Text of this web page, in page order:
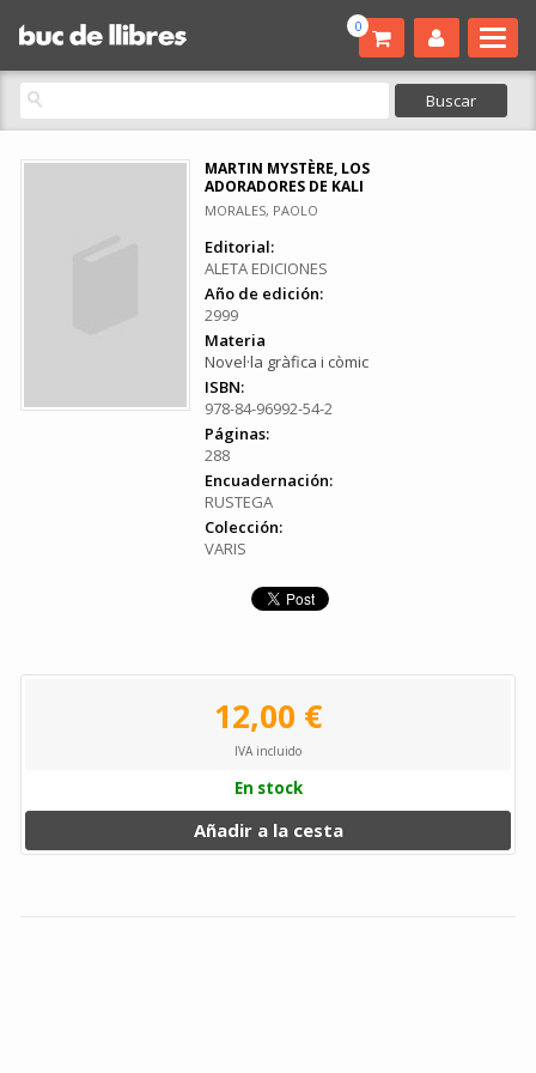
0
MARTIN MYSTÈRE, LOS
ADORADORES DE KALI
MORALES, PAOLO
Editorial:
ALETA EDICIONES
Año de edición:
2999
Materia
Novel·la gràfica i còmic
ISBN:
978-84-96992-54-2
Páginas:
288
Encuadernación:
RUSTEGA
Colección:
VARIS
12,00 €
IVA incluido
En stock
Añadir a la cesta